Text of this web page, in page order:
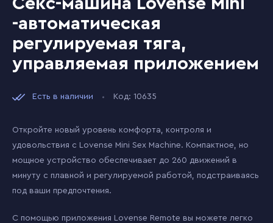
Секс-машина Lovense Mini
-автоматическая
регулируемая тяга,
управляемая приложением
Есть в наличии Код: 10635
Откройте новый уровень комфорта, контроля и
удовольствия с Lovense Mini Sex Machine. Компактное, но
мощное устройство обеспечивает до 260 движений в
минуту с плавной и регулируемой работой, подстраиваясь
под ваши предпочтения.
С помощью приложения Lovense Remote вы можете легко